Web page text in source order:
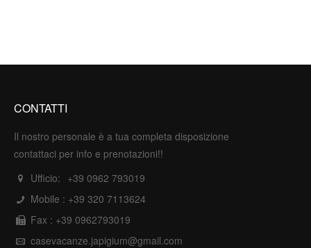
CONTATTI
Il nostro personale è a tua completa disposizione
contattaci per info e prenotazioni!!
Ufficio: +39 0962 793019
Mobile : +39 320 7113624
Fax : +39 0962793019
casevacanze.japigium@gmail.com